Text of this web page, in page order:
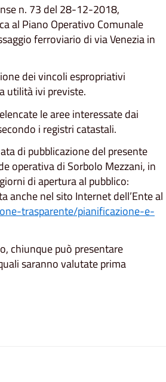
n. 73 del 28-12-2018,
al Piano Operativo Comunale
ferroviario di via Venezia in
dei vincoli espropriativi
utilità ivi previste.
le aree interessate dai
i registri catastali.
di pubblicazione del presente
operativa di Sorbolo Mezzani, in
di apertura al pubblico:
anche nel sito Internet dell’Ente al
trasparente/pianificazione-e-
chiunque può presentare
saranno valutate prima